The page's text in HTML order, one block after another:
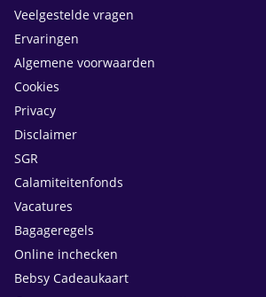
Veelgestelde vragen
Ervaringen
Algemene voorwaarden
Cookies
Privacy
Disclaimer
SGR
Calamiteitenfonds
Vacatures
Bagageregels
Online inchecken
Bebsy Cadeaukaart